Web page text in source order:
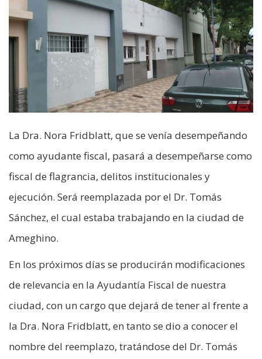
La Dra. Nora Fridblatt, que se venía desempeñando
como ayudante fiscal, pasará a desempeñarse como
fiscal de flagrancia, delitos institucionales y
ejecución. Será reemplazada por el Dr. Tomás
Sánchez, el cual estaba trabajando en la ciudad de
Ameghino.
En los próximos días se producirán modificaciones
de relevancia en la Ayudantía Fiscal de nuestra
ciudad, con un cargo que dejará de tener al frente a
la Dra. Nora Fridblatt, en tanto se dio a conocer el
nombre del reemplazo, tratándose del Dr. Tomás